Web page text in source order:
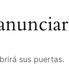
sus puertas.